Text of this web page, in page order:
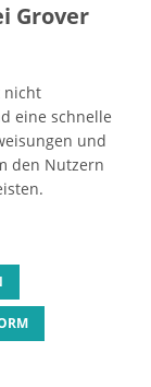
Grover
nicht
eine schnelle
und
den Nutzern